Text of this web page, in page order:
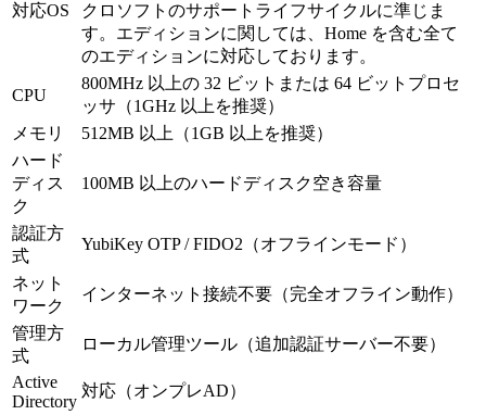
対応OS
クロソフトのサポートライフサイクルに準じま
す。エディションに関しては、Home を含む全て
のエディションに対応しております。
CPU
800MHz 以上の 32 ビットまたは 64 ビットプロセ
ッサ（1GHz 以上を推奨）
メモリ
512MB 以上（1GB 以上を推奨）
ハード
ディス
ク
100MB 以上のハードディスク空き容量
認証方
式
YubiKey OTP / FIDO2（オフラインモード）
ネット
ワーク
インターネット接続不要（完全オフライン動作）
管理方
式
ローカル管理ツール（追加認証サーバー不要）
Active
Directory
対応（オンプレAD）